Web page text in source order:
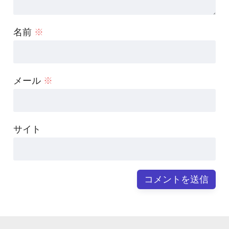
名前 ※
メール ※
サイト